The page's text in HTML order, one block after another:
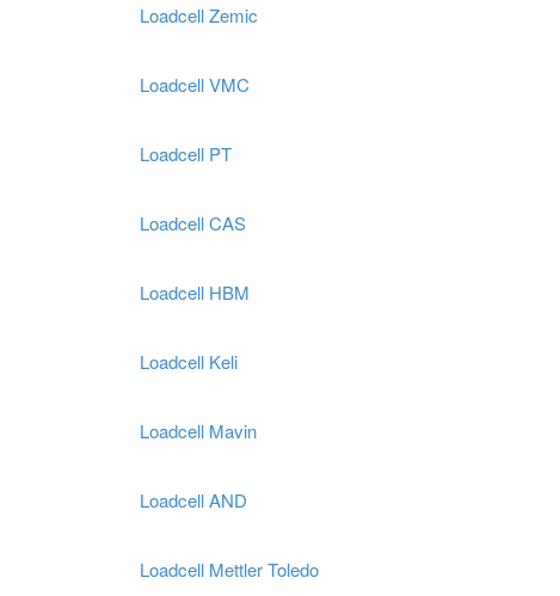
Loadcell Zemic
Loadcell VMC
Loadcell PT
Loadcell CAS
Loadcell HBM
Loadcell Keli
Loadcell Mavin
Loadcell AND
Loadcell Mettler Toledo